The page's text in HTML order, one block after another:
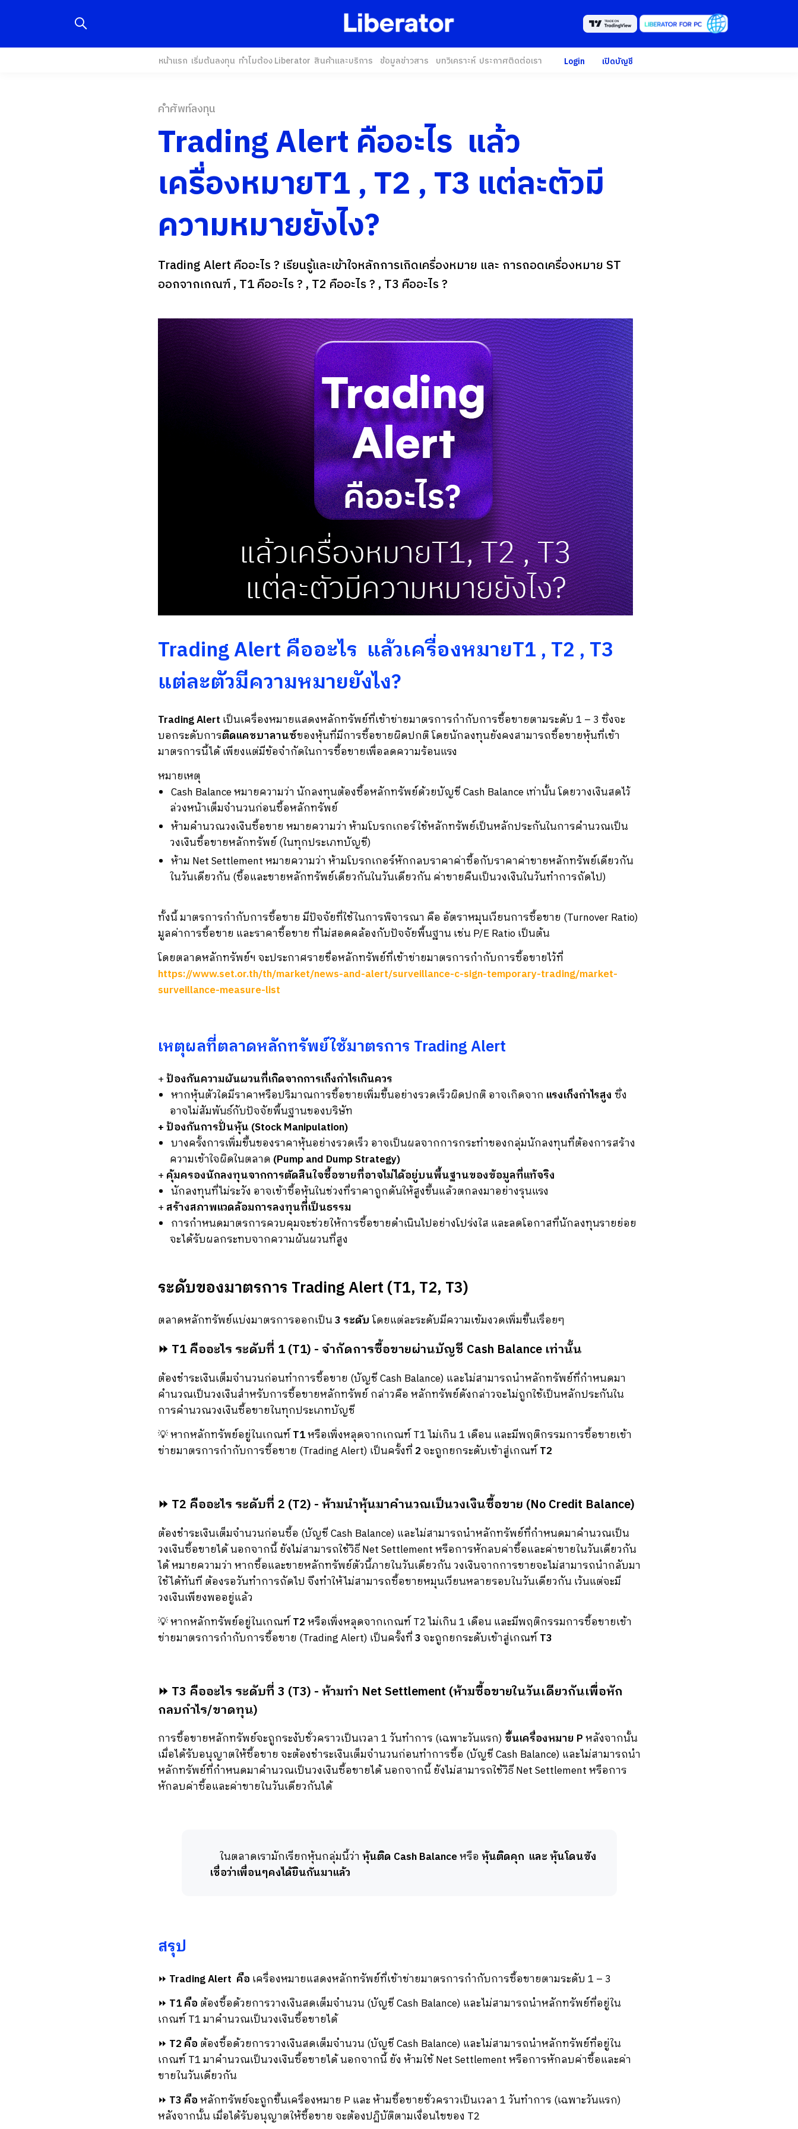
หน้าแรก เริ่มต้นลงทุน ทำไมต้อง Liberator สินค้าและบริการ ข้อมูลข่าวสาร บทวิเคราะห์ ประกาศติดต่อเรา Login เปิดบัญชี
คำศัพท์ลงทุน
Trading Alert คืออะไร แล้ว
เครื่องหมายT1 , T2 , T3 แต่ละตัวมี
ความหมายยังไง?
Trading Alert คืออะไร ? เรียนรู้และเข้าใจหลักการเกิดเครื่องหมาย และ การถอดเครื่องหมาย ST
ออกจากเกณฑ์ , T1 คืออะไร ? , T2 คืออะไร ? , T3 คืออะไร ?
Trading Alert คืออะไร แล้วเครื่องหมายT1 , T2 , T3
แต่ละตัวมีความหมายยังไง?
Trading Alert เป็นเครื่องหมายแสดงหลักทรัพย์ที่เข้าข่ายมาตรการกำกับการซื้อขายตามระดับ 1 – 3 ซึ่งจะ
บอกระดับการติดแคชบาลานซ์ของหุ้นที่มีการซื้อขายผิดปกติ โดยนักลงทุนยังคงสามารถซื้อขายหุ้นที่เข้า
มาตรการนี้ได้ เพียงแต่มีข้อจำกัดในการซื้อขายเพื่อลดความร้อนแรง
หมายเหตุ
Cash Balance หมายความว่า นักลงทุนต้องซื้อหลักทรัพย์ด้วยบัญชี Cash Balance เท่านั้น โดยวางเงินสดไว้
ล่วงหน้าเต็มจำนวนก่อนซื้อหลักทรัพย์
ห้ามคำนวณวงเงินซื้อขาย หมายความว่า ห้ามโบรกเกอร์ใช้หลักทรัพย์เป็นหลักประกันในการคำนวณเป็น
วงเงินซื้อขายหลักทรัพย์ (ในทุกประเภทบัญชี)
ห้าม Net Settlement หมายความว่า ห้ามโบรกเกอร์หักกลบราคาค่าซื้อกับราคาค่าขายหลักทรัพย์เดียวกัน
ในวันเดียวกัน (ซื้อและขายหลักทรัพย์เดียวกันในวันเดียวกัน ค่าขายคืนเป็นวงเงินในวันทำการถัดไป)
ทั้งนี้ มาตรการกำกับการซื้อขาย มีปัจจัยที่ใช้ในการพิจารณา คือ อัตราหมุนเวียนการซื้อขาย (Turnover Ratio)
มูลค่าการซื้อขาย และราคาซื้อขาย ที่ไม่สอดคล้องกับปัจจัยพื้นฐาน เช่น P/E Ratio เป็นต้น
โดยตลาดหลักทรัพย์ฯ จะประกาศรายชื่อหลักทรัพย์ที่เข้าข่ายมาตรการกำกับการซื้อขายไว้ที่
https://www.set.or.th/th/market/news-and-alert/surveillance-c-sign-temporary-trading/market-
surveillance-measure-list
เหตุผลที่ตลาดหลักทรัพย์ใช้มาตรการ Trading Alert
+ ป้องกันความผันผวนที่เกิดจากการเก็งกำไรเกินควร
หากหุ้นตัวใดมีราคาหรือปริมาณการซื้อขายเพิ่มขึ้นอย่างรวดเร็วผิดปกติ อาจเกิดจาก แรงเก็งกำไรสูง ซึ่ง
อาจไม่สัมพันธ์กับปัจจัยพื้นฐานของบริษัท
+ ป้องกันการปั่นหุ้น (Stock Manipulation)
บางครั้งการเพิ่มขึ้นของราคาหุ้นอย่างรวดเร็ว อาจเป็นผลจากการกระทำของกลุ่มนักลงทุนที่ต้องการสร้าง
ความเข้าใจผิดในตลาด (Pump and Dump Strategy)
+ คุ้มครองนักลงทุนจากการตัดสินใจซื้อขายที่อาจไม่ได้อยู่บนพื้นฐานของข้อมูลที่แท้จริง
นักลงทุนที่ไม่ระวัง อาจเข้าซื้อหุ้นในช่วงที่ราคาถูกดันให้สูงขึ้นแล้วตกลงมาอย่างรุนแรง
+สร้างสภาพแวดล้อมการลงทุนที่เป็นธรรม
การกำหนดมาตรการควบคุมจะช่วยให้การซื้อขายดำเนินไปอย่างโปร่งใส และลดโอกาสที่นักลงทุนรายย่อย
จะได้รับผลกระทบจากความผันผวนที่สูง
ระดับของมาตรการ Trading Alert (T1, T2, T3)
ตลาดหลักทรัพย์แบ่งมาตรการออกเป็น3 ระดับโดยแต่ละระดับมีความเข้มงวดเพิ่มขึ้นเรื่อยๆ
⏩ T1 คืออะไร ระดับที่ 1 (T1) - จำกัดการซื้อขายผ่านบัญชี Cash Balance เท่านั้น
ต้องชำระเงินเต็มจำนวนก่อนทำการซื้อขาย (บัญชี Cash Balance) และไม่สามารถนำหลักทรัพย์ที่กำหนดมา
คำนวณเป็นวงเงินสำหรับการซื้อขายหลักทรัพย์ กล่าวคือ หลักทรัพย์ดังกล่าวจะไม่ถูกใช้เป็นหลักประกันใน
การคำนวณวงเงินซื้อขายในทุกประเภทบัญชี
💡 หากหลักทรัพย์อยู่ในเกณฑ์ T1หรือเพิ่งหลุดจากเกณฑ์ T1 ไม่เกิน 1 เดือน และมีพฤติกรรมการซื้อขายเข้า
ข่ายมาตรการกำกับการซื้อขาย (Trading Alert) เป็นครั้งที่2จะถูกยกระดับเข้าสู่เกณฑ์ T2
⏩ T2 คืออะไร ระดับที่ 2 (T2) - ห้ามนำหุ้นมาคำนวณเป็นวงเงินซื้อขาย (No Credit Balance)
ต้องชำระเงินเต็มจำนวนก่อนซื้อ (บัญชี Cash Balance) และไม่สามารถนำหลักทรัพย์ที่กำหนดมาคำนวณเป็น
วงเงินซื้อขายได้ นอกจากนี้ ยังไม่สามารถใช้วิธี Net Settlement หรือการหักลบค่าซื้อและค่าขายในวันเดียวกัน
ได้ หมายความว่า หากซื้อและขายหลักทรัพย์ตัวนี้ภายในวันเดียวกัน วงเงินจากการขายจะไม่สามารถนำกลับมา
ใช้ได้ทันที ต้องรอวันทำการถัดไป จึงทำให้ไม่สามารถซื้อขายหมุนเวียนหลายรอบในวันเดียวกัน เว้นแต่จะมี
วงเงินเพียงพออยู่แล้ว
💡 หากหลักทรัพย์อยู่ในเกณฑ์T2หรือเพิ่งหลุดจากเกณฑ์ T2 ไม่เกิน 1 เดือน และมีพฤติกรรมการซื้อขายเข้า
ข่ายมาตรการกำกับการซื้อขาย (Trading Alert) เป็นครั้งที่3จะถูกยกระดับเข้าสู่เกณฑ์T3
⏩ T3 คืออะไร ระดับที่ 3 (T3) - ห้ามทำ Net Settlement (ห้ามซื้อขายในวันเดียวกันเพื่อหัก
กลบกำไร/ขาดทุน)
การซื้อขายหลักทรัพย์จะถูกระงับชั่วคราวเป็นเวลา 1 วันทำการ (เฉพาะวันแรก) ขึ้นเครื่องหมาย Pหลังจากนั้น
เมื่อได้รับอนุญาตให้ซื้อขาย จะต้องชำระเงินเต็มจำนวนก่อนทำการซื้อ (บัญชี Cash Balance) และไม่สามารถนำ
หลักทรัพย์ที่กำหนดมาคำนวณเป็นวงเงินซื้อขายได้ นอกจากนี้ ยังไม่สามารถใช้วิธี Net Settlement หรือการ
หักลบค่าซื้อและค่าขายในวันเดียวกันได้
ในตลาดเรามักเรียกหุ้นกลุ่มนี้ว่า หุ้นติด Cash Balanceหรือ หุ้นติดคุก และ หุ้นโดนขัง
เชื่อว่าเพื่อนๆคงได้ยินกันมาแล้ว
สรุป
⏩ Trading Alert คือ เครื่องหมายแสดงหลักทรัพย์ที่เข้าข่ายมาตรการกำกับการซื้อขายตามระดับ 1 – 3
⏩ T1 คือ ต้องซื้อด้วยการวางเงินสดเต็มจำนวน (บัญชี Cash Balance) และไม่สามารถนำหลักทรัพย์ที่อยู่ใน
เกณฑ์ T1 มาคำนวณเป็นวงเงินซื้อขายได้
⏩ T2 คือ ต้องซื้อด้วยการวางเงินสดเต็มจำนวน (บัญชี Cash Balance) และไม่สามารถนำหลักทรัพย์ที่อยู่ใน
เกณฑ์ T1 มาคำนวณเป็นวงเงินซื้อขายได้ นอกจากนี้ ยัง ห้ามใช้ Net Settlement หรือการหักลบค่าซื้อและค่า
ขายในวันเดียวกัน
⏩ T3 คือหลักทรัพย์จะถูกขึ้นเครื่องหมาย P และ ห้ามซื้อขายชั่วคราวเป็นเวลา 1 วันทำการ (เฉพาะวันแรก)
หลังจากนั้น เมื่อได้รับอนุญาตให้ซื้อขาย จะต้องปฏิบัติตามเงื่อนไขของ T2